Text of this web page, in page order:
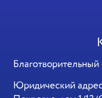
Юридический